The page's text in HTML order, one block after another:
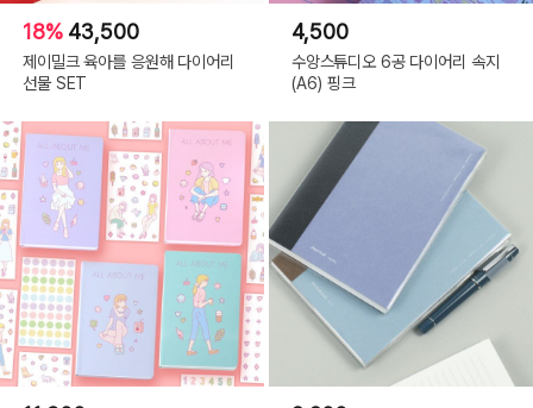
18% 43,500
제이밀크 육아를 응원해 다이어리
선물 SET
4,500
수앙스튜디오 6공 다이어리 속지
(A6) 핑크